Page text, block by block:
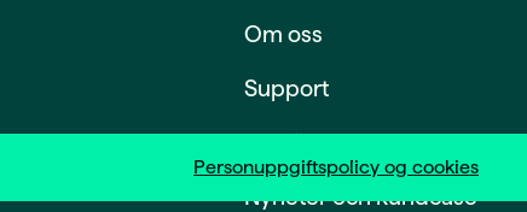
Om oss
Support
Karriär
Nyheter och kundcase
Personuppgiftspolicy og cookies